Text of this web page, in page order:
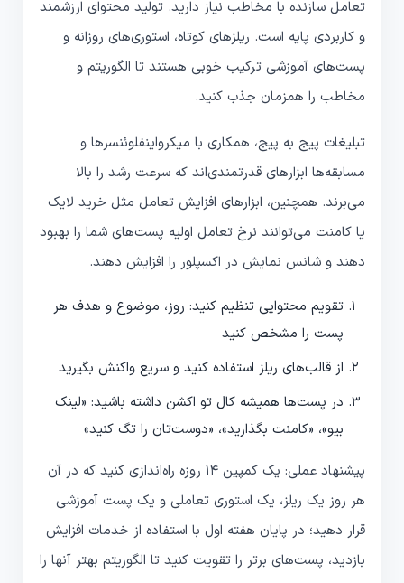
تعامل سازنده با مخاطب نیاز دارید. تولید محتوای ارزشمند
و کاربردی پایه است. ریلزهای کوتاه، استوری‌های روزانه و
پست‌های آموزشی ترکیب خوبی هستند تا الگوریتم و
مخاطب را همزمان جذب کنید.
تبلیغات پیج به پیج، همکاری با میکرواینفلوئنسرها و
مسابقه‌ها ابزارهای قدرتمندی‌اند که سرعت رشد را بالا
می‌برند. همچنین، ابزارهای افزایش تعامل مثل خرید لایک
یا کامنت می‌توانند نرخ تعامل اولیه پست‌های شما را بهبود
دهند و شانس نمایش در اکسپلور را افزایش دهند.
تقویم محتوایی تنظیم کنید: روز، موضوع و هدف هر
پست را مشخص کنید
از قالب‌های ریلز استفاده کنید و سریع واکنش بگیرید
در پست‌ها همیشه کال تو اکشن داشته باشید: «لینک
بیو»، «کامنت بگذارید»، «دوست‌تان را تگ کنید»
پیشنهاد عملی: یک کمپین ۱۴ روزه راه‌اندازی کنید که در آن
هر روز یک ریلز، یک استوری تعاملی و یک پست آموزشی
قرار دهید؛ در پایان هفته اول با استفاده از خدمات افزایش
بازدید، پست‌های برتر را تقویت کنید تا الگوریتم بهتر آنها را